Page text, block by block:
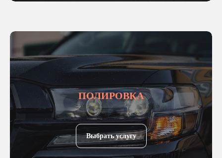
ПОЛИРОВКА
Выбрать услугу